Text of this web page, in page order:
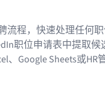
流程，快速处理任何职
职位申请表中提取候
、Google Sheets或HR